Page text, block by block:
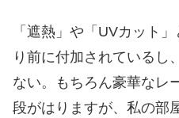
「遮熱」や「UVカット
り前に付加されているし
ない。もちろん豪華なレ
段がはりますが、私の部